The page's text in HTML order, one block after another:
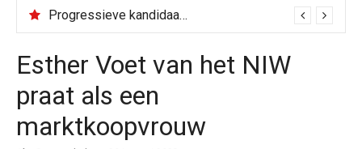
Progressieve kandidaat El-Sayed senaatskandidaat Michigan
Esther Voet van het NIW
praat als een
marktkoopvrouw